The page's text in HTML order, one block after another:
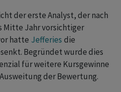
der erste Analyst, der nach
Mitte Jahr vorsichtiger
hatte Jefferies die
Begründet wurde dies
für weitere Kursgewinne
der Bewertung.